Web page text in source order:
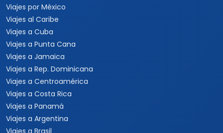
Viajes por México
Viajes al Caribe
Viajes a Cuba
Viajes a Punta Cana
Viajes a Jamaica
Viajes a Rep. Dominicana
Viajes a Centroamérica
Viajes a Costa Rica
Viajes a Panamá
Viajes a Argentina
Viajes a Brasil